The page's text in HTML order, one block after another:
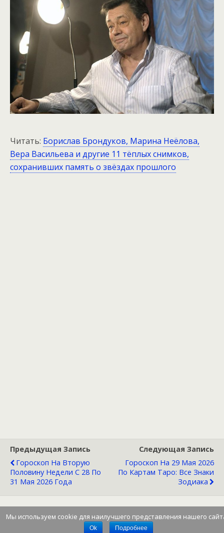
Читать: Борислав Брондуков, Марина Неёлова,
Вера Васильева и другие 11 тёплых снимков,
сохранивших память о звёздах прошлого
Предыдущая Запись
Гороскоп На Вторую
Половину Недели С 28 По
31 Мая 2026 Года
Следующая Запись
Гороскоп На 29 Мая 2026
По Картам Таро: Все Знаки
Зодиака
Мы используем cookie для наилучшего представления нашего
Ok Подробнее
Наверх